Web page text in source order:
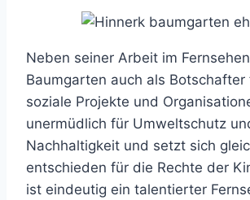
Neben seiner Arbeit im
Baumgarten auch als Botschafter
soziale Projekte und
unermüdlich für Umweltschutz
Nachhaltigkeit und setzt sich
entschieden für die Rechte der
ist eindeutig ein talentierter